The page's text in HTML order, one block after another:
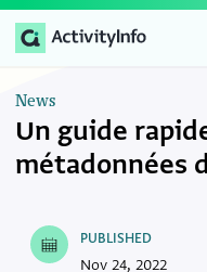
News
Un guide
métadonnées
PUBLISHED
Nov 24, 2022